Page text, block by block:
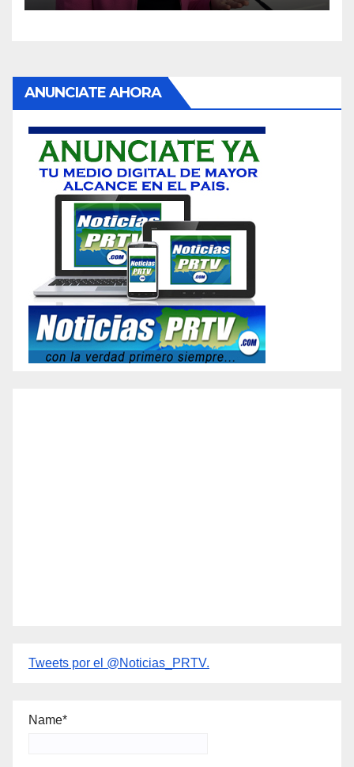
ANUNCIATE AHORA
Tweets por el @Noticias_PRTV.
Name*